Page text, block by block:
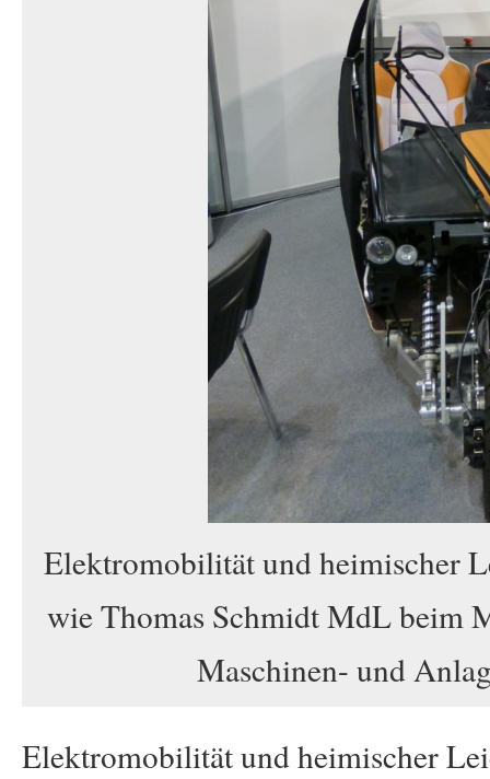
Elektromobilität und heimischer
wie Thomas Schmidt MdL beim
Maschinen- und
Elektromobilität und heimischer